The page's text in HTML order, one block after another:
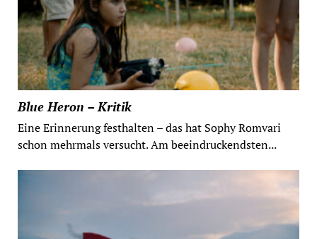
Blue Heron – Kritik
Eine Erinnerung festhalten – das hat Sophy Romvari
schon mehrmals versucht. Am beeindruckendsten...